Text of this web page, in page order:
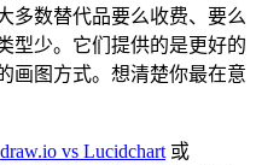
多数替代品要么收费、要么
型少。它们提供的是更好的
画图方式。想清楚你最在意
draw.io vs Lucidchart 或